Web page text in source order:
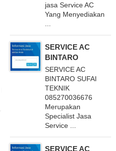
jasa Service AC
Yang Menyediakan
SERVICE AC
BINTARO
SERVICE AC
BINTARO SUFAI
TEKNIK
085270036676
Merupakan
Specialist Jasa
Service ...
SERVICE AC